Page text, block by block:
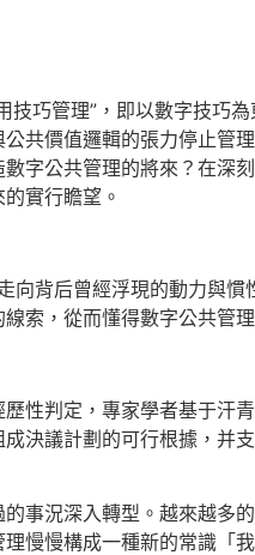
巧管理”，即以數字技巧
共價值邏輯的張力停止管
字公共管理的將來？在深
實行瞻望。
向背后曾經浮現的動力與
索，從而懂得數字公共管
性判定，專家學者基于汗
決議計劃的可行根據，并
事況深入轉型。越來越多
慢慢構成一種新的常識「